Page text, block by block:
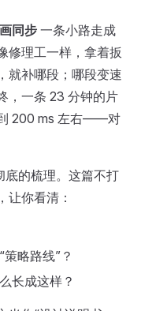
同步 一条小路走成
修理工一样，拿着扳
就补哪段；哪段变速
，一条 23 分钟的片
200 ms 左右——对
底的梳理。这篇不打
让你看清：
略路线”？
长成这样？